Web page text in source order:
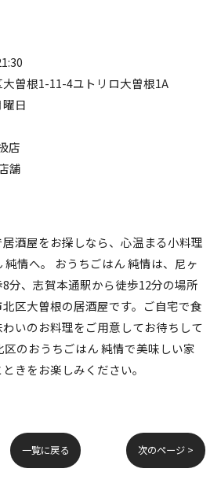
大曽根1-11-4ユトリロ大曽根1A
日
店
舗
酒屋をお探しなら、心温まる小料理
情へ。 おうちごはん 純情は、尼ヶ
分、志賀本通駅から徒歩12分の場所
区大曽根の居酒屋です。ご自宅で食
いのお料理をご用意してお待ちして
区のおうちごはん 純情で美味しい家
きをお楽しみください。
一覧に戻る 次のページ >